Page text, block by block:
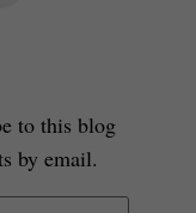
to this blog
by email.